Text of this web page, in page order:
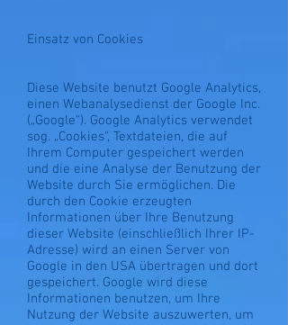
Einsatz von Cookies
Diese Website benutzt Google Analytics,
einen Webanalysedienst der Google Inc.
(„Google“). Google Analytics verwendet
sog. „Cookies“, Textdateien, die auf
Ihrem Computer gespeichert werden
und die eine Analyse der Benutzung der
Website durch Sie ermöglichen. Die
durch den Cookie erzeugten
Informationen über Ihre Benutzung
dieser Website (einschließlich Ihrer IP-
Adresse) wird an einen Server von
Google in den USA übertragen und dort
gespeichert. Google wird diese
Informationen benutzen, um Ihre
Nutzung der Website auszuwerten, um